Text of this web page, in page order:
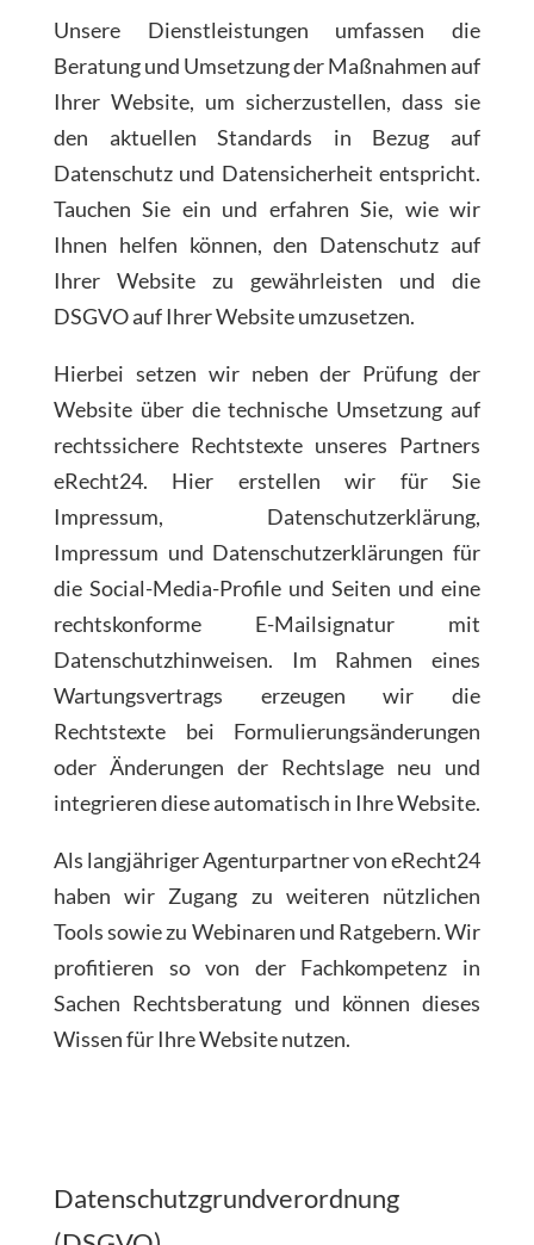
Unsere Dienstleistungen umfassen die
Beratung und Umsetzung der Maßnahmen auf
Ihrer Website, um sicherzustellen, dass sie
den aktuellen Standards in Bezug auf
Datenschutz und Datensicherheit entspricht.
Tauchen Sie ein und erfahren Sie, wie wir
Ihnen helfen können, den Datenschutz auf
Ihrer Website zu gewährleisten und die
DSGVO auf Ihrer Website umzusetzen.
Hierbei setzen wir neben der Prüfung der
Website über die technische Umsetzung auf
rechtssichere Rechtstexte unseres Partners
eRecht24. Hier erstellen wir für Sie
Impressum, Datenschutzerklärung,
Impressum und Datenschutzerklärungen für
die Social-Media-Profile und Seiten und eine
rechtskonforme E-Mailsignatur mit
Datenschutzhinweisen. Im Rahmen eines
Wartungsvertrags erzeugen wir die
Rechtstexte bei Formulierungsänderungen
oder Änderungen der Rechtslage neu und
integrieren diese automatisch in Ihre Website.
Als langjähriger Agenturpartner von eRecht24
haben wir Zugang zu weiteren nützlichen
Tools sowie zu Webinaren und Ratgebern. Wir
profitieren so von der Fachkompetenz in
Sachen Rechtsberatung und können dieses
Wissen für Ihre Website nutzen.
Datenschutzgrundverordnung